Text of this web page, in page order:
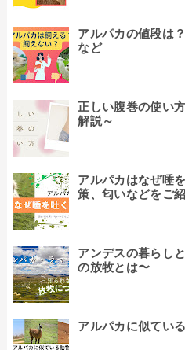
アルパカの値段は
など
正しい腹巻の使い
解説～
アルパカはなぜ唾
策、匂いなどをご
アンデスの暮らし
の放牧とは〜
アルパカに似てい